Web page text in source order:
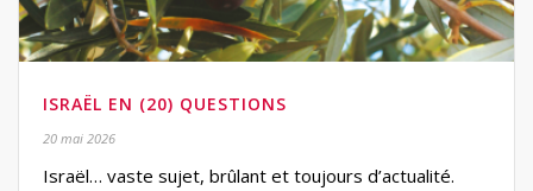
ISRAËL EN (20) QUESTIONS
20 mai 2026
Israël… vaste sujet, brûlant et toujours d’actualité.